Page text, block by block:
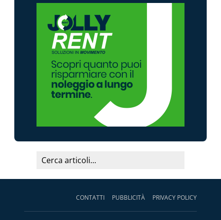
CONTATTI PUBBLICITÀ PRIVACY POLICY